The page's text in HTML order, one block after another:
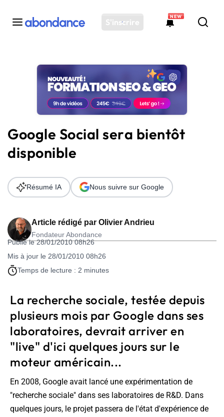
S'inscrire
NEW
Toutes les actus
Actus SEO
Plateforme
Solutions
Ressources
Audit SEO
Google Social sera bientôt
disponible
Article rédigé par Olivier Andrieu
Fondateur Abondance
Publié le 28/01/2010 08h26
Mis à jour le 28/01/2010 08h26
Temps de lecture : 2 minutes
Résumé IA Nous suivre sur Google
La recherche sociale, testée depuis
plusieurs mois par Google dans ses
laboratoires, devrait arriver en
"live" d'ici quelques jours sur le
moteur américain...
En 2008, Google avait lancé une expérimentation de
"recherche sociale" dans ses laboratoires de R&D. Dans
quelques jours, le projet passera de l'état d'expérience de